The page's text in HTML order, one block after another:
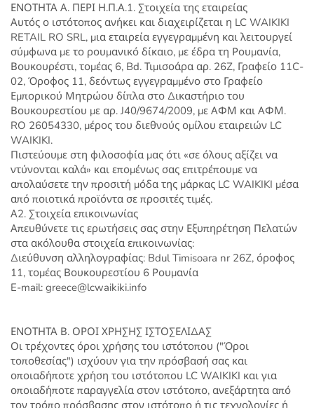
ΕΝΟΤΗΤΑ Α. ΠΕΡΙ Η.Π.Α.1. Στοιχεία της εταιρείας
Αυτός ο ιστότοπος ανήκει και διαχειρίζεται η LC WAIKIKI
RETAIL RO SRL, μια εταιρεία εγγεγραμμένη και λειτουργεί
σύμφωνα με το ρουμανικό δίκαιο, με έδρα τη Ρουμανία,
Βουκουρέστι, τομέας 6, Bd. Τιμισοάρα αρ. 26Z, Γραφείο 11C-
02, Όροφος 11, δεόντως εγγεγραμμένο στο Γραφείο
Εμπορικού Μητρώου δίπλα στο Δικαστήριο του
Βουκουρεστίου με αρ. J40/9674/2009, με ΑΦΜ και ΑΦΜ.
RO 26054330, μέρος του διεθνούς ομίλου εταιρειών LC
WAIKIKI.
Πιστεύουμε στη φιλοσοφία μας ότι «σε όλους αξίζει να
ντύνονται καλά» και επομένως σας επιτρέπουμε να
απολαύσετε την προσιτή μόδα της μάρκας LC WAIKIKI μέσα
από ποιοτικά προϊόντα σε προσιτές τιμές.
Α2. Στοιχεία επικοινωνίας
Απευθύνετε τις ερωτήσεις σας στην Εξυπηρέτηση Πελατών
στα ακόλουθα στοιχεία επικοινωνίας:
Διεύθυνση αλληλογραφίας: Bdul Timisoara nr 26Z, όροφος
11, τομέας Βουκουρεστίου 6 Ρουμανία
E-mail: greece@lcwaikiki.info
ΕΝΟΤΗΤΑ Β. ΟΡΟΙ ΧΡΗΣΗΣ ΙΣΤΟΣΕΛΙΔΑΣ
Οι τρέχοντες όροι χρήσης του ιστότοπου ("Όροι
τοποθεσίας") ισχύουν για την πρόσβασή σας και
οποιαδήποτε χρήση του ιστότοπου LC WAIKIKI και για
οποιαδήποτε παραγγελία στον ιστότοπο, ανεξάρτητα από
τον τρόπο πρόσβασης στον ιστότοπο ή τις τεχνολογίες ή